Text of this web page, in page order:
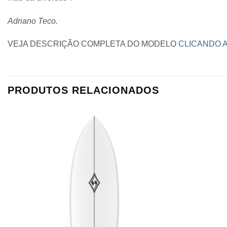
Adriano Teco.
VEJA DESCRIÇÃO COMPLETA DO MODELO CLICANDO
PRODUTOS RELACIONADOS